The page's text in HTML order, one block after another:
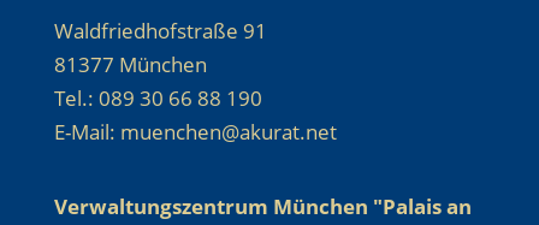
Waldfriedhofstraße 91
81377 München
Tel.: 089 30 66 88 190
E-Mail: muenchen@akurat.net
Verwaltungszentrum München "Palais an